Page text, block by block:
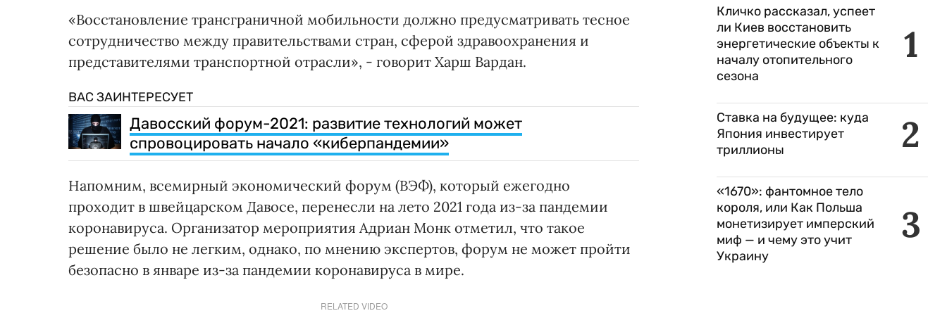
«Восстановление трансграничной мобильности должно предусматривать тесное
сотрудничество между правительствами стран, сферой здравоохранения и
представителями транспортной отрасли», - говорит Харш Вардан.
ВАС ЗАИНТЕРЕСУЕТ
Давосский форум-2021: развитие технологий может
спровоцировать начало «киберпандемии»
Напомним, всемирный экономический форум (ВЭФ), который ежегодно
проходит в швейцарском Давосе, перенесли на лето 2021 года из-за пандемии
коронавируса. Организатор мероприятия Адриан Монк отметил, что такое
решение было не легким, однако, по мнению экспертов, форум не может пройти
безопасно в январе из-за пандемии коронавируса в мире.
RELATED VIDEO
1
Кличко рассказал, успеет
ли Киев восстановить
энергетические объекты к
началу отопительного
сезона
2
Ставка на будущее: куда
Япония инвестирует
триллионы
3
«1670»: фантомное тело
короля, или Как Польша
монетизирует имперский
миф — и чему это учит
Украину